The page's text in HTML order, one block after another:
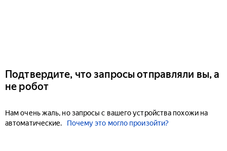
Подтвердите, что запросы отправляли вы, а
не робот
Нам очень жаль, но запросы с вашего устройства похожи на
автоматические.
Почему это могло произойти?